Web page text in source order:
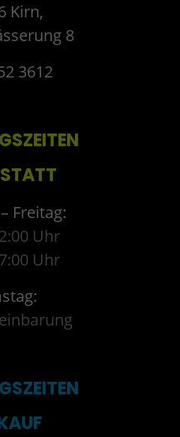
Kirn,
8
3612
Freitag:
Uhr
Uhr